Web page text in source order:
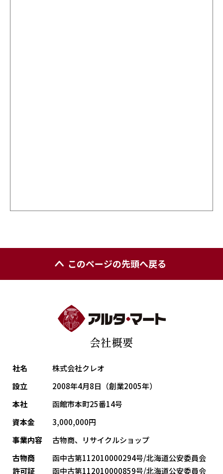
このページの先頭へ戻る
会社概要
社名
株式会社クレオ
設立
2008年4月8日（創業2005年）
本社
函館市本町25番14号
資本金
3,000,000円
事業内容
古物商、リサイクルショップ
古物商
許可証
函中古第112010000294号/北海道公安委員会
函中古第112010000859号/北海道公安委員会